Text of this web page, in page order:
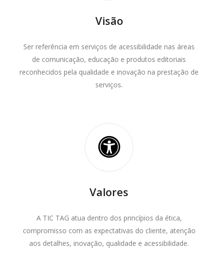
Visão
Ser referência em serviços de acessibilidade nas áreas
de comunicação, educação e produtos editoriais
reconhecidos pela qualidade e inovação na prestação de
serviços.
Valores
A TIC TAG atua dentro dos princípios da ética,
compromisso com as expectativas do cliente, atenção
aos detalhes, inovação, qualidade e acessibilidade.